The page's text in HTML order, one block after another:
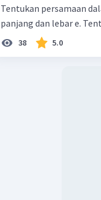
Tentukan persamaan
panjang dan lebar e.
38 5.0